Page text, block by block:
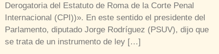
Derogatoria del Estatuto de Roma de la Corte Penal
Internacional (CPI))». En este sentido el presidente del
Parlamento, diputado Jorge Rodríguez (PSUV), dijo que
se trata de un instrumento de ley […]